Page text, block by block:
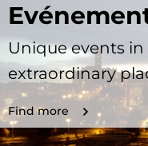
Unique events
extraordinary
Find more